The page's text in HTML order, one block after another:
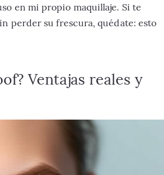
en mi propio maquillaje. Si te
perder su frescura, quédate: esto
Ventajas reales y